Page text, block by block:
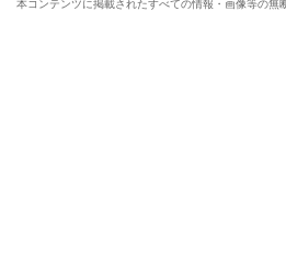
本コンテンツに掲載されたすべての情報・画像等の無